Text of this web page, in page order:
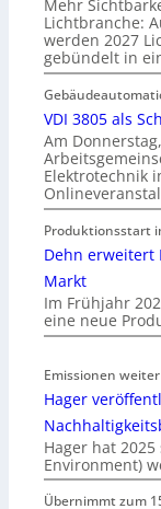
Mehr
Lichtbranche:
werden 2027
gebündelt in
VDI 3805 als
Am
Elektrotechnik
Produktionsstart
Dehn erweitert
Markt
Im Frühjahr
eine neue
Emissionen
Hager
Hager hat 2025
Environment)
Übernimmt zum